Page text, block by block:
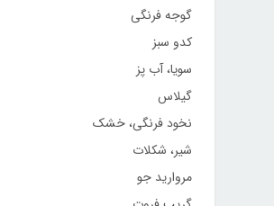
گوجه فرنگی
کدو سبز
سویا، آب پز
گیلاس
نخود فرنگی، خشک
شیر، شکلات
مروارید جو